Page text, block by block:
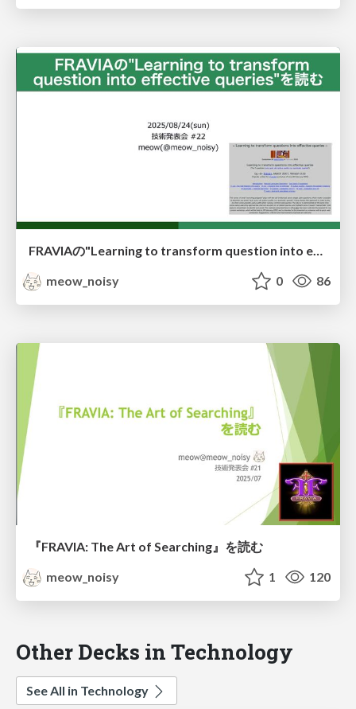
FRAVIAの"Learning to transform question into effective queries"を読む
meow_noisy
0 86
『FRAVIA: The Art of Searching』を読む
meow_noisy
1 120
Other Decks in Technology
See All in Technology